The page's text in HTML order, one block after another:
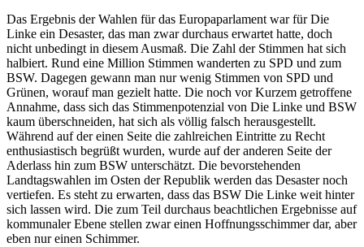
Das Ergebnis der Wahlen für das Europaparlament war für Die
Linke ein Desaster, das man zwar durchaus erwartet hatte, doch
nicht unbedingt in diesem Ausmaß. Die Zahl der Stimmen hat sich
halbiert. Rund eine Million Stimmen wanderten zu SPD und zum
BSW. Dagegen gewann man nur wenig Stimmen von SPD und
Grünen, worauf man gezielt hatte. Die noch vor Kurzem getroffene
Annahme, dass sich das Stimmenpotenzial von Die Linke und BSW
kaum überschneiden, hat sich als völlig falsch herausgestellt.
Während auf der einen Seite die zahlreichen Eintritte zu Recht
enthusiastisch begrüßt wurden, wurde auf der anderen Seite der
Aderlass hin zum BSW unterschätzt. Die bevorstehenden
Landtagswahlen im Osten der Republik werden das Desaster noch
vertiefen. Es steht zu erwarten, dass das BSW Die Linke weit hinter
sich lassen wird. Die zum Teil durchaus beachtlichen Ergebnisse auf
kommunaler Ebene stellen zwar einen Hoffnungsschimmer dar, aber
eben nur einen Schimmer.